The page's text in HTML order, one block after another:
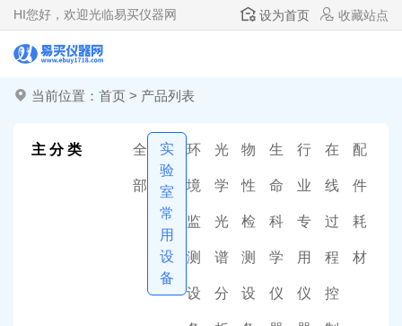
HI您好，欢迎光临易买仪器网 设为首页 收藏站点
当前位置： 首页 > 产品列表
主 分 类 全
部
实
验
室
常
用
设
备
环
境
监
测
设
光
学
光
谱
分
物
性
检
测
设
生
命
科
学
仪
行
业
专
用
仪
在
线
过
程
控
配
件
耗
材